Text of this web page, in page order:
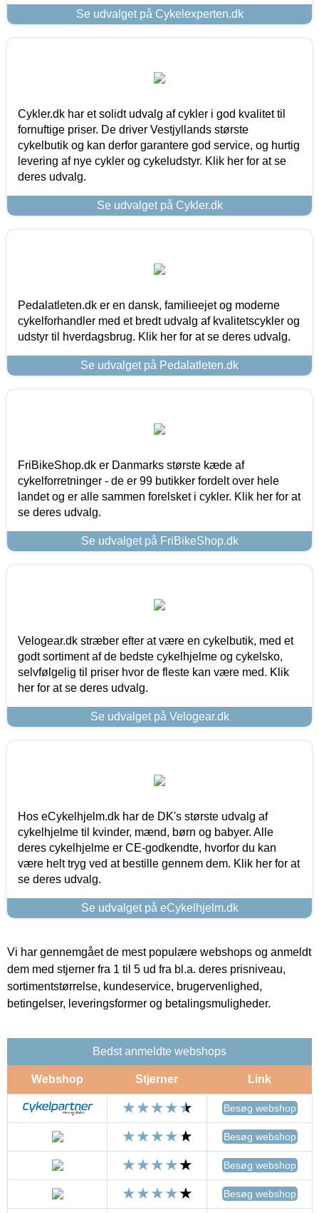
Se udvalget på Cykelexperten.dk
Cykler.dk har et solidt udvalg af cykler i god kvalitet til
fornuftige priser. De driver Vestjyllands største
cykelbutik og kan derfor garantere god service, og hurtig
levering af nye cykler og cykeludstyr. Klik her for at se
deres udvalg.
Se udvalget på Cykler.dk
Pedalatleten.dk er en dansk, familieejet og moderne
cykelforhandler med et bredt udvalg af kvalitetscykler og
udstyr til hverdagsbrug. Klik her for at se deres udvalg.
Se udvalget på Pedalatleten.dk
FriBikeShop.dk er Danmarks største kæde af
cykelforretninger - de er 99 butikker fordelt over hele
landet og er alle sammen forelsket i cykler. Klik her for at
se deres udvalg.
Se udvalget på FriBikeShop.dk
Velogear.dk stræber efter at være en cykelbutik, med et
godt sortiment af de bedste cykelhjelme og cykelsko,
selvfølgelig til priser hvor de fleste kan være med. Klik
her for at se deres udvalg.
Se udvalget på Velogear.dk
Hos eCykelhjelm.dk har de DK's største udvalg af
cykelhjelme til kvinder, mænd, børn og babyer. Alle
deres cykelhjelme er CE-godkendte, hvorfor du kan
være helt tryg ved at bestille gennem dem. Klik her for at
se deres udvalg.
Se udvalget på eCykelhjelm.dk
Vi har gennemgået de mest populære webshops og anmeldt
dem med stjerner fra 1 til 5 ud fra bl.a. deres prisniveau,
sortimentstørrelse, kundeservice, brugervenlighed,
betingelser, leveringsformer og betalingsmuligheder.
Bedst anmeldte webshops
Webshop Stjerner Link
Besøg webshop
Besøg webshop
Besøg webshop
Besøg webshop